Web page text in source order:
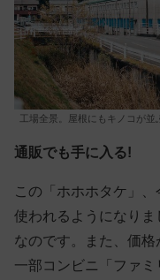
工場全景。屋根にもキノコが並
通販でも手に入る!
この「ホホホタケ」
使われるようになり
なのです。また、価
一部コンビニ「ファ